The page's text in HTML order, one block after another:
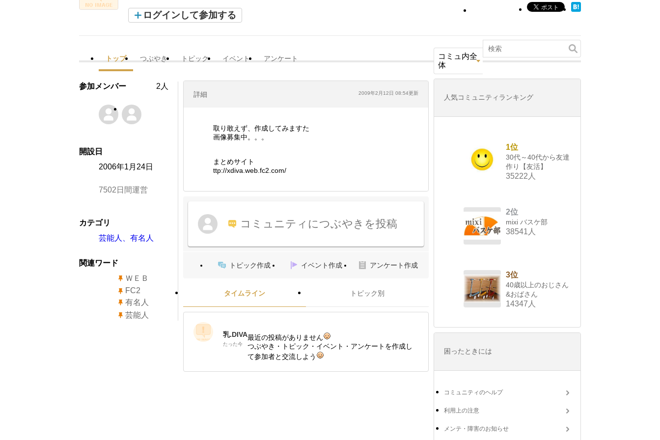
ログインして参加する
トップ つぶやき トピック イベント アンケート
コミュ内全
体
詳細 2009年2月12日 08:54更新
取り敢えず、作成してみますた
画像募集中。。。
まとめサイト
ttp://xdiva.web.fc2.com/
コミュニティにつぶやきを投稿
トピック作成 イベント作成 アンケート作成
タイムライン トピック別
乳.DIVA
たった今
最近の投稿がありません
つぶやき・トピック・イベント・アンケートを作成し
て参加者と交流しよう
参加メンバー 2人
開設日
2006年1月24日
7502日間運営
カテゴリ
芸能人、有名人
関連ワード
ＷＥＢ
FC2
有名人
芸能人
人気コミュニティランキング
1位
30代～40代から友達
作り【友活】
35222人
2位
mixi バスケ部
38541人
3位
40歳以上のおじさん
&おばさん
14347人
困ったときには
コミュニティのヘルプ
利用上の注意
メンテ・障害のお知らせ